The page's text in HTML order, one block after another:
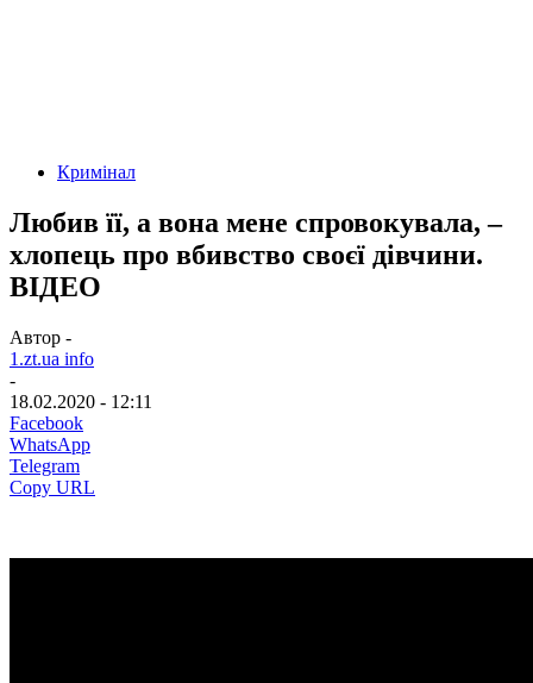
Кримінал
Любив її, а вона мене спровокувала, –
хлопець про вбивство своєї дівчини.
ВІДЕО
Автор -
1.zt.ua info
-
18.02.2020 - 12:11
Facebook
WhatsApp
Telegram
Copy URL